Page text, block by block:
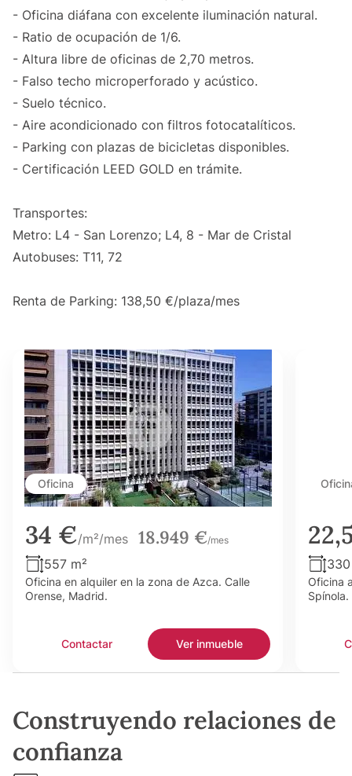
- Oficina diáfana con excelente iluminación natural.
- Ratio de ocupación de 1/6.
- Altura libre de oficinas de 2,70 metros.
- Falso techo microperforado y acústico.
- Suelo técnico.
- Aire acondicionado con filtros fotocatalíticos.
- Parking con plazas de bicicletas disponibles.
- Certificación LEED GOLD en trámite.
Transportes:
Metro: L4 - San Lorenzo; L4, 8 - Mar de Cristal
Autobuses: T11, 72
Renta de Parking: 138,50 €/plaza/mes
Oficina
34 €/m²/mes 18.949 €/mes
557 m²
Oficina en alquiler en la zona de Azca. Calle
Orense, Madrid.
Contactar Ver inmueble
Oficina
Spínola.
Construyendo relaciones de
confianza